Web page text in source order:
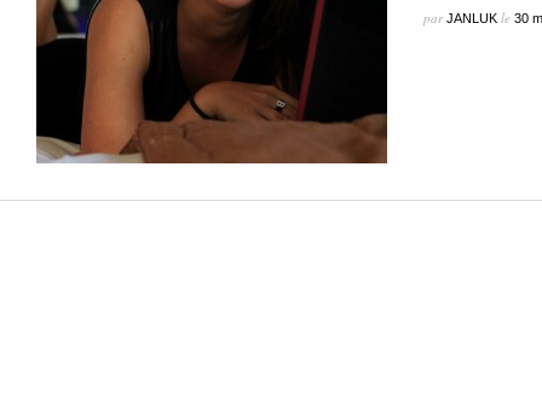
parJANLUK le 30